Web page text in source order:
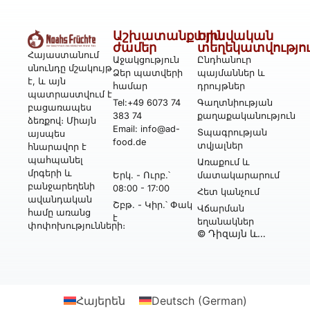
Հայաստանում
սնունդը մշակույթ
է, և այն
պատրաստվում է
բացառապես
ձեռքով։ Միայն
այսպես
հնարավոր է
պահպանել
մրգերի և
բանջարեղենի
ավանդական
համը առանց
փոփոխությունների։
Աշխատանքային
ժամեր
Աջակցություն
Ձեր պատվերի
համար
Tel:+49 6073 74
383 74
Email: info@ad-
food.de
Երկ․ - Ուրբ․՝
08:00 - 17:00
Շբթ․ - Կիր․՝ Փակ
է
Իրավական
Ընդհանուր
պայմաններ և
դրույթներ
Գաղտնիության
քաղաքականություն
Տպագրության
տվյալներ
Առաքում և
մատակարարում
Հետ կանչում
Վճարման
եղանակներ
© Դիզայն և
Հայերեն Deutsch(German)